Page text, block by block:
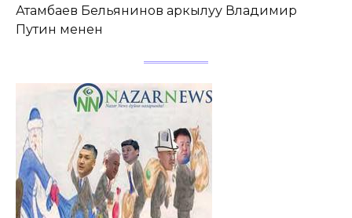
Атамбаев Бельянинов аркылуу Владимир
Путин менен